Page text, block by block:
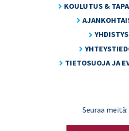
KOULUTUS &
YHDISTYS
TIETOSUOJA JA
Seuraa meitä: